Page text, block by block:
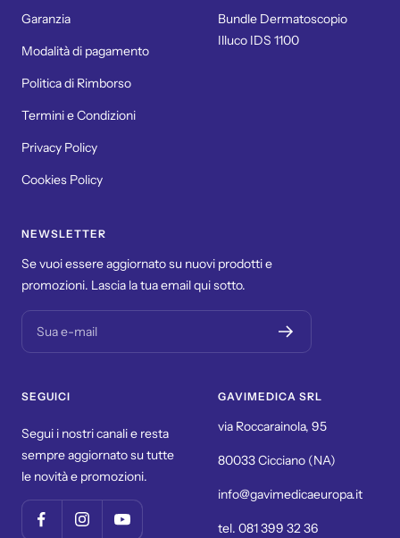
Garanzia
Modalità di pagamento
Politica di Rimborso
Termini e Condizioni
Privacy Policy
Cookies Policy
Bundle Dermatoscopio
Illuco IDS 1100
NEWSLETTER
Se vuoi essere aggiornato su nuovi prodotti e
promozioni. Lascia la tua email qui sotto.
Sua e-mail
SEGUICI
Segui i nostri canali e resta
sempre aggiornato su tutte
le novità e promozioni.
GAVIMEDICA SRL
via Roccarainola, 95
80033 Cicciano (NA)
info@gavimedicaeuropa.it
tel. 081 399 32 36